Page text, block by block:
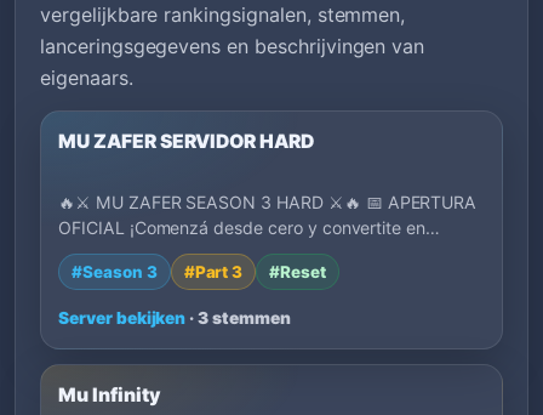
vergelijkbare rankingsignalen, stemmen,
lanceringsgegevens en beschrijvingen van
eigenaars.
MU ZAFER SERVIDOR HARD
🔥⚔️ MU ZAFER SEASON 3 HARD ⚔️🔥 📅 APERTURA
OFICIAL ¡Comenzá desde cero y convertite en
leyenda!…
#Season 3 #Part 3 #Reset
Server bekijken · 3 stemmen
Mu Infinity